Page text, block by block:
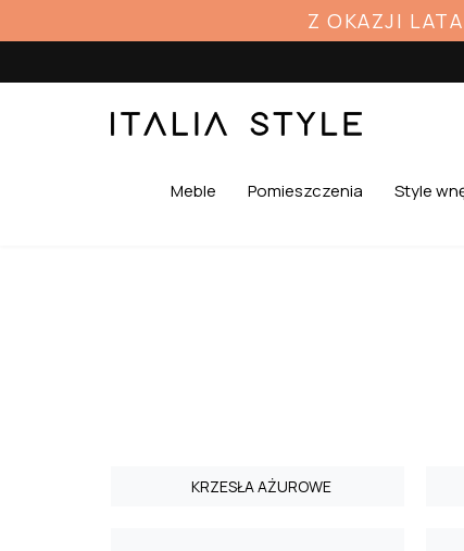
Z OKAZJI
Meble Pomieszczenia Style
KRZESŁA AŻUROWE